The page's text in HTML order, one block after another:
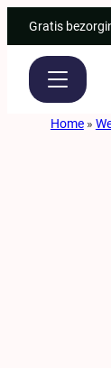
naar
inhoud
Gratis
Home»